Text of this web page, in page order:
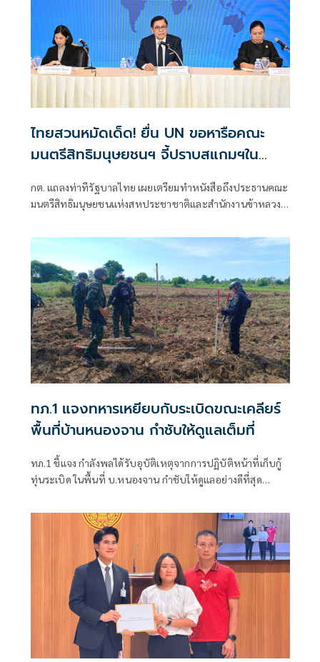
ไทยสวนหมัดเด็ด! ยื่น UN ขอหารือคณะ
มนตรีสิทธิมนุษยชนฯ จี้ปราบสแกมฯใน
กัมพูชา โต้ยิบรายงาน 'ทอม แอนดรูว์ส'
กต. แถลงท่าทีรัฐบาลไทย เผยเตรียมทำหนังสือถึงประธานคณะ
มนตรีสิทธิมนุษยชนแห่งสหประชาชาติและสำนักงานข้าหลวง
รายงานพิเศษพาดพิงประเทศไทย มีหลายประเด็นที่ไม่เห็นด้วย
ชี้กระทบความเป็นกลาง -เที่ยงธรรม “สีหศักดิ์”
ทภ.1 แจงทหารเหยียบกับระเบิดขณะเคลียร์
พื้นที่บ้านหนองจาน กำชับให้ดูแลเต็มที่
ทภ.1 ชี้แจง กำลังพลได้รับอุบัติเหตุจากการปฏิบัติหน้าที่เก็บกู้
ทุ่นระเบิด ในพื้นที่ บ.หนองจาน กำชับให้ดูแลอย่างดีที่สุด
ปัจจุบันสร้างพื้นที่ปลอดภัยแล้ว 76.73%